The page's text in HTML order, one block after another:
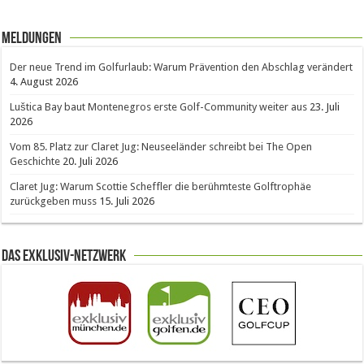
Meldungen
Der neue Trend im Golfurlaub: Warum Prävention den Abschlag verändert
4. August 2026
Luštica Bay baut Montenegros erste Golf-Community weiter aus 23. Juli
2026
Vom 85. Platz zur Claret Jug: Neuseeländer schreibt bei The Open
Geschichte 20. Juli 2026
Claret Jug: Warum Scottie Scheffler die berühmteste Golftrophäe
zurückgeben muss 15. Juli 2026
Das Exklusiv-Netzwerk